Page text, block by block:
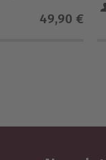
49,90 €